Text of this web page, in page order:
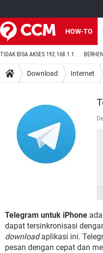
HOW-TO
TIDAK BISA AKSES 192.168.1.1
Download Internet
Telegram untuk iPhone
dapat tersinkronisasi
downloadaplikasi ini.
pesan dengan cepat dan